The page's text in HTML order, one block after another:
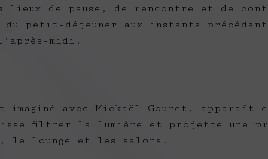
lieux de pause, de rencontre et de
petit-déjeuner aux instants précédant
midi.
avec Mickaël Gouret, apparaît
filtrer la lumière et projette une
le lounge et les salons.